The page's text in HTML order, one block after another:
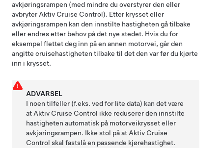
avkjøringsrampen (med mindre du overstyrer den eller
avbryter Aktiv Cruise Control). Etter krysset eller
avkjøringsrampen kan den innstilte hastigheten gå tilbake
eller endres etter behov på det nye stedet. Hvis du for
eksempel flettet deg inn på en annen motorvei, går den
angitte cruisehastigheten tilbake til det den var før du kjørte
inn i krysset.
ADVARSEL
I noen tilfeller (f.eks. ved for lite data) kan det være
at Aktiv Cruise Control ikke reduserer den innstilte
hastigheten automatisk på motorveikrysset eller
avkjøringsrampen. Ikke stol på at Aktiv Cruise
Control skal fastslå en passende kjørehastighet.